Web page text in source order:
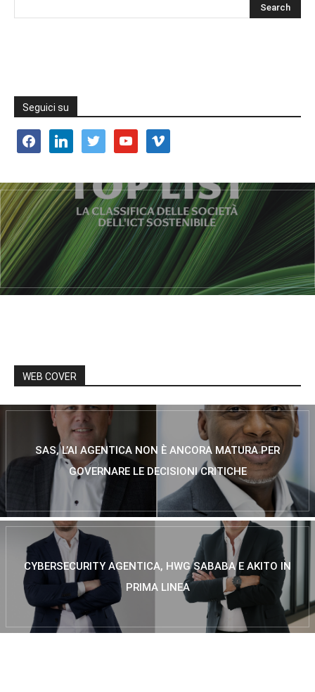
Seguici su
facebooklinkedin twitter youtube vimeo
WEB COVER
SAS, L’AI AGENTICA NON È ANCORA MATURA PER
GOVERNARE LE DECISIONI CRITICHE
CYBERSECURITY AGENTICA, HWG SABABA E AKITO IN
PRIMA LINEA